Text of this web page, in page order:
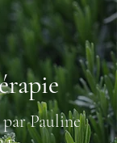
Pauline